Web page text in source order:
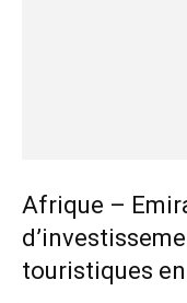
Afrique –
touristiques